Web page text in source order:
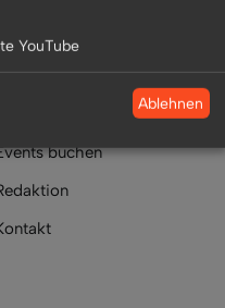
buchen
YouTube
Ablehnen